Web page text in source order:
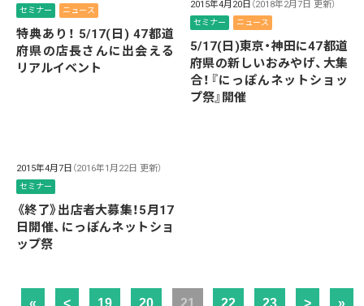
セミナー ニュース
特典あり！ 5/17(日) 47都道
府県の店長さんに出会える
リアルイベント
2015年4月20日 （2018年2月7日 更新）
セミナー ニュース
5/17(日)東京・神田に47都道
府県の新しいおみやげ、大集
合！『にっぽんネットショッ
プ祭』開催
2015年4月7日 （2016年1月22日 更新）
セミナー
《終了》出店者大募集！5月17
日開催、にっぽんネットショ
ップ祭
« < 19 20 21 22 23 > »